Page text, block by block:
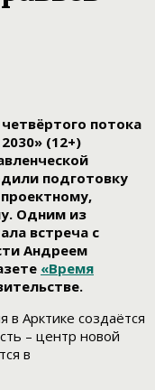
потока
(12+)
подготовку
Одним из
встреча с
Андреем
«Время
в Арктике создаётся
– центр новой
в